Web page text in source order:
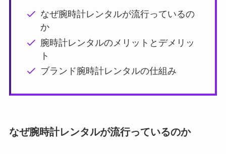
なぜ腕時計レンタルが流行っているの
か
腕時計レンタルのメリットとデメリッ
ト
ブランド腕時計レンタルの仕組み
なぜ腕時計レンタルが流行っているのか